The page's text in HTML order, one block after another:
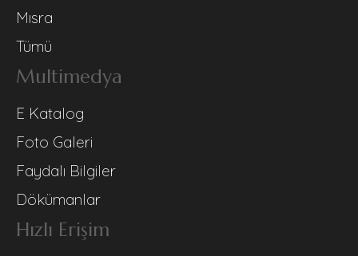
Mısra
Tümü
Multimedya
E Katalog
Foto Galeri
Faydalı Bilgiler
Dökümanlar
Hızlı Erişim